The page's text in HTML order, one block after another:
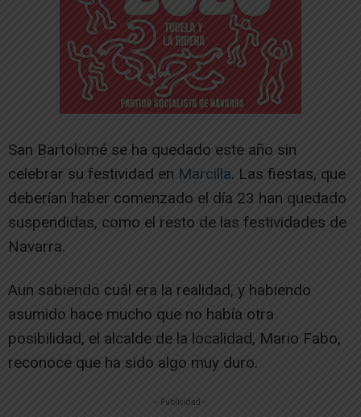
San Bartolomé se ha quedado este año sin
celebrar su festividad en Marcilla. Las fiestas, que
deberían haber comenzado el día 23 han quedado
suspendidas, como el resto de las festividades de
Navarra.
Aun sabiendo cuál era la realidad, y habiendo
asumido hace mucho que no había otra
posibilidad, el alcalde de la localidad, Mario Fabo,
reconoce que ha sido algo muy duro.
-- Publicidad --